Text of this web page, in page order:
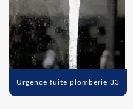
Urgence fuite plomberie 33